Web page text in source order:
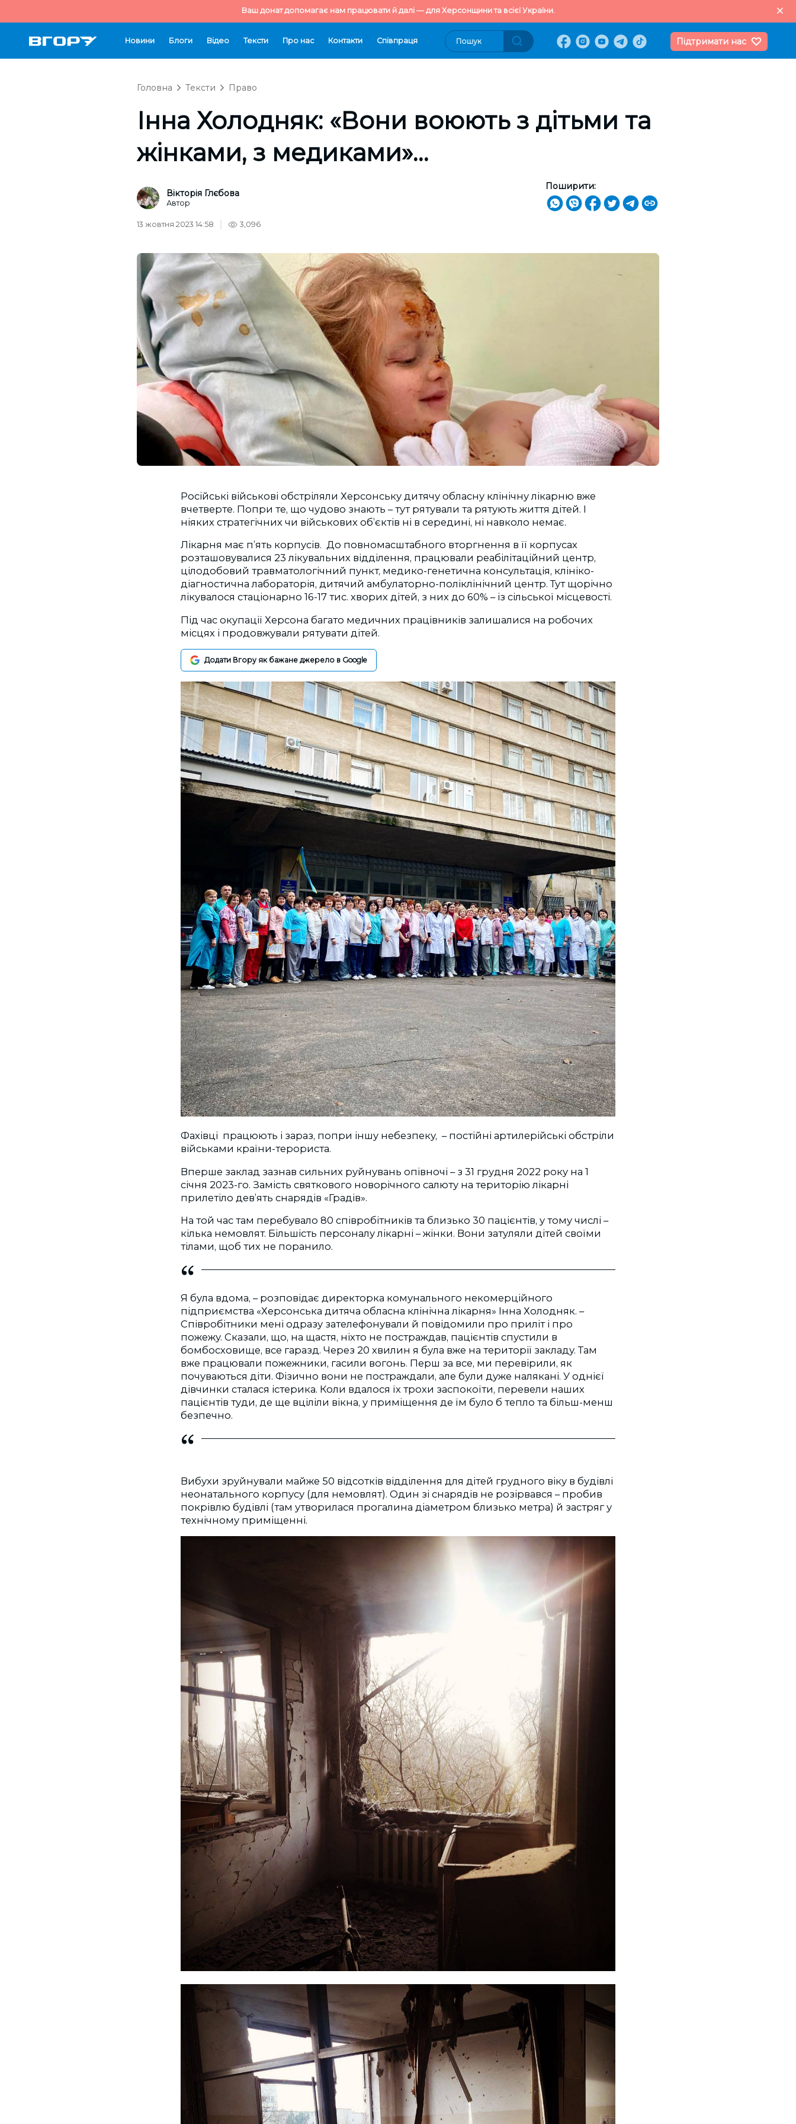
Ваш донат допомагає нам працювати й далі — для Херсонщини та всієї України.
Новини Блоги Відео Тексти Про нас Контакти Cпівпраця Підтримати нас
Головна Тексти Право
Інна Холодняк: «Вони воюють з дітьми та
жінками, з медиками»…
Вікторія Глєбова
Автор
Поширити:
13 жовтня 2023 14:58 3,096
Російські військові обстріляли Херсонську дитячу обласну клінічну лікарню вже
вчетверте. Попри те, що чудово знають – тут рятували та рятують життя дітей. І
ніяких стратегічних чи військових об’єктів ні в середині, ні навколо немає.
Лікарня має п’ять корпусів. До повномасштабного вторгнення в її корпусах
розташовувалися 23 лікувальних відділення, працювали реабілітаційний центр,
цілодобовий травматологічний пункт, медико-генетична консультація, клініко-
діагностична лабораторія, дитячий амбулаторно-поліклінічний центр. Тут щорічно
лікувалося стаціонарно 16-17 тис. хворих дітей, з них до 60% – із сільської місцевості.
Під час окупації Херсона багато медичних працівників залишалися на робочих
місцях і продовжували рятувати дітей.
Додати Вгору як бажане джерело в Google
Фахівці працюють і зараз, попри іншу небезпеку, – постійні артилерійські обстріли
військами країни-терориста.
Вперше заклад зазнав сильних руйнувань опівночі – з 31 грудня 2022 року на 1
січня 2023-го. Замість святкового новорічного салюту на територію лікарні
прилетіло дев’ять снарядів «Градів».
На той час там перебувало 80 співробітників та близько 30 пацієнтів, у тому числі –
кілька немовлят. Більшість персоналу лікарні – жінки. Вони затуляли дітей своїми
тілами, щоб тих не поранило.
Я була вдома, – розповідає директорка комунального некомерційного
підприємства «Херсонська дитяча обласна клінічна лікарня» Інна Холодняк. –
Співробітники мені одразу зателефонували й повідомили про приліт і про
пожежу. Сказали, що, на щастя, ніхто не постраждав, пацієнтів спустили в
бомбосховище, все гаразд. Через 20 хвилин я була вже на території закладу. Там
вже працювали пожежники, гасили вогонь. Перш за все, ми перевірили, як
почуваються діти. Фізично вони не постраждали, але були дуже налякані. У однієї
дівчинки сталася істерика. Коли вдалося їх трохи заспокоїти, перевели наших
пацієнтів туди, де ще вціліли вікна, у приміщення де їм було б тепло та більш-менш
безпечно.
Вибухи зруйнували майже 50 відсотків відділення для дітей грудного віку в будівлі
неонатального корпусу (для немовлят). Один зі снарядів не розірвався – пробив
покрівлю будівлі (там утворилася прогалина діаметром близько метра) й застряг у
технічному приміщенні.